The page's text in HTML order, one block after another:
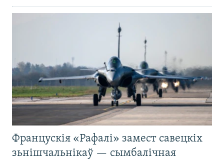
Францускія «Рафалі» замест савецкіх
зьнішчальнікаў — сымбалічная